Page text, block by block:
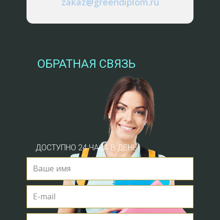
каждой из них представлена процедура
понятия качества, объёма и
при составлении выборки и способы их
избежать. Цель курсовой работы выяснить,
какую роль выборка играет в социологическом
исследовании, и какие бывают типы выборок.
Обзор основных источников: 1. Зборовский Г.Е.,
Шуклина Е.А. Прикладная социология: Учебное
пособие. – М.: Гардарики,2004. – 176 с. В учебном
пособии рассматривается следующее: понятие
системе социологического знания, история
возникновения и развития, соотношение с
эмпирической социологией.
ДОСТУПНО 24 ЧАСА В ДЕНЬ!
ОБРАТНАЯ СВЯЗЬ